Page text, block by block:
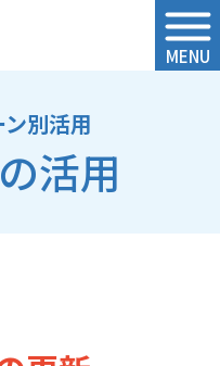
MENU
別活用
活用